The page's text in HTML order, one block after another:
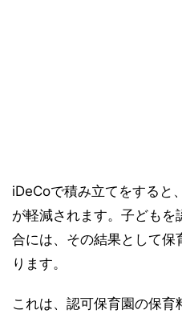
iDeCoで積み立てをすると
が軽減されます。子ども
合には、その結果として保
ります。
これは、認可保育園の保